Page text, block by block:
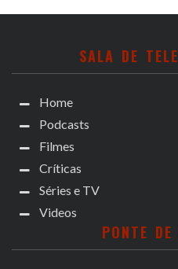
SALA DE
Home
Podcasts
Filmes
Críticas
Séries e TV
Videos
PONTE DE